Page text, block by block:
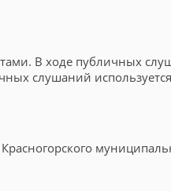
В ходе публичных
слушаний